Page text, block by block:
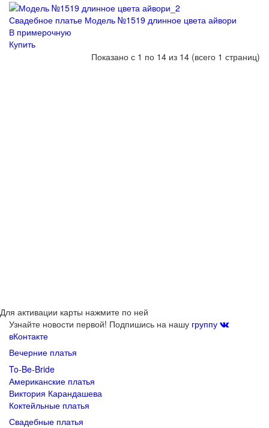
Свадебное платье Модель №1519 длинное цвета айвори
В примерочную
Купить
Показано с 1 по 14 из 14 (всего 1 страниц)
Для активации карты нажмите по ней
Узнайте новости первой! Подпишись на нашу группу
вКонтакте
Вечерние платья
To-Be-Bride
Американские платья
Виктория Карандашева
Коктейльные платья
Свадебные платья